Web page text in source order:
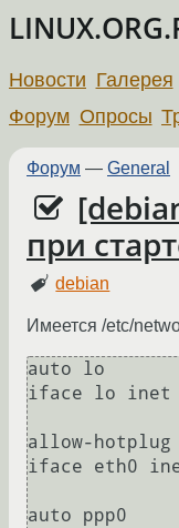
Новости Галерея
Форум Опросы
Форум — General
при
debian
Имеется /etc/
auto lo
iface lo inet
allow-hotplug
iface eth0
auto ppp0